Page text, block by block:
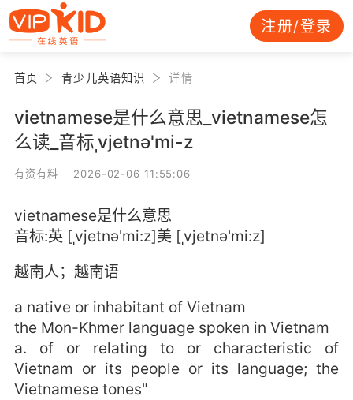
注册/登录
首页 青少儿英语知识 详情
vietnamese是什么意思_vietnamese怎
么读_音标ˌvjetnə'mi-z
有资有料 2026-02-06 11:55:06
vietnamese是什么意思
音标:英 [ˌvjetnə'mi:z]美 [ˌvjetnə'mi:z]
越南人；越南语
a native or inhabitant of Vietnam
the Mon-Khmer language spoken in Vietnam
a. of or relating to or characteristic of
Vietnam or its people or its language; the
Vietnamese tones"